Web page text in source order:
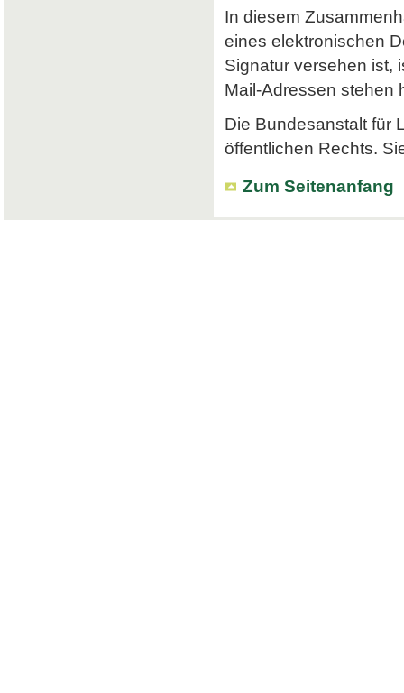
In diesem
eines elektronischen
Signatur versehen ist,
Mail-Adressen stehen
Die Bundesanstalt für
öffentlichen Rechts.
Zum Seitenanfang